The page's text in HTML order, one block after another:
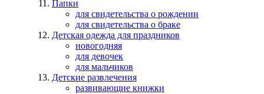
Папки
для свидетельства о рождении
для свидетельства о браке
Детская одежда для праздников
новогодняя
для девочек
для мальчиков
Детские развлечения
развивающие книжки